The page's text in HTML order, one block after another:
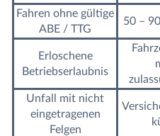
Fahren ohne gültige
ABE / TTG
50 –
Erloschene
Betriebserlaubnis
Unfall mit nicht
eingetragenen
Felgen